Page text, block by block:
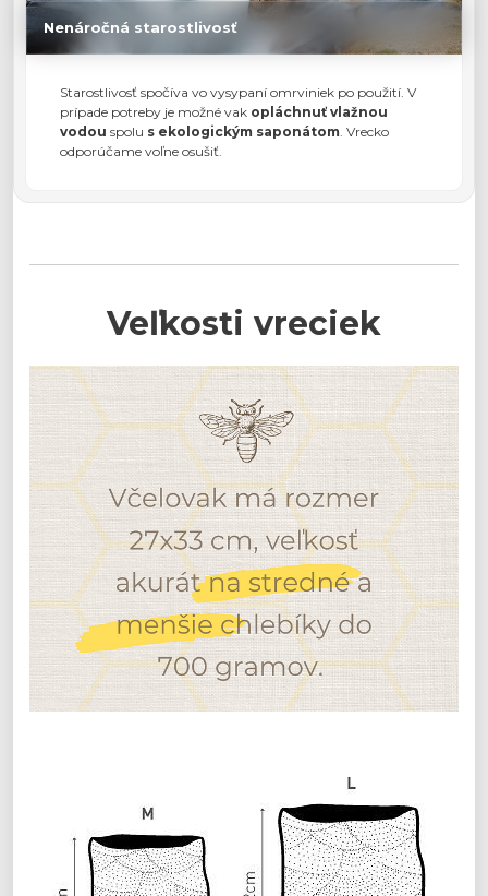
Nenáročná starostlivosť
Starostlivosť spočíva vo vysypaní omrviniek po použití. V
prípade potreby je možné vak opláchnuť vlažnou
vodou spolu s ekologickým saponátom. Vrecko
odporúčame voľne osušiť.
Veľkosti vreciek